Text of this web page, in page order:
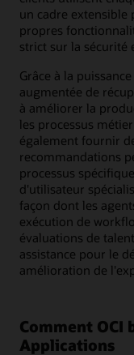
un cadre
propres
strict sur la sécurité
Grâce à la
augmentée de
à améliorer la
les processus
également fournir
recommandations
processus
d'utilisateur
façon dont les
exécution de
évaluations de
assistance pour le
amélioration de
Comment OCI
Applications